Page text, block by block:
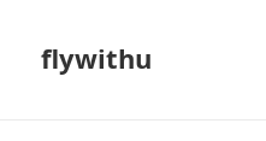
flywithu